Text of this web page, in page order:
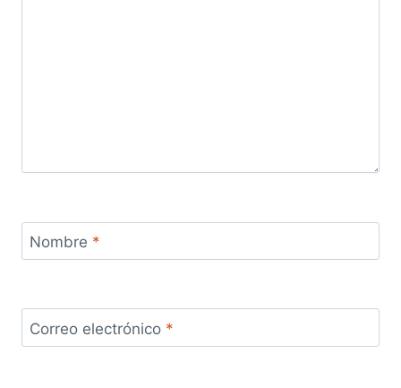
Nombre *
Correo electrónico *